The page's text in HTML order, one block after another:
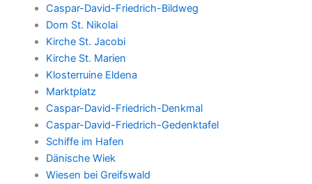
Caspar-David-Friedrich-Bildweg
Dom St. Nikolai
Kirche St. Jacobi
Kirche St. Marien
Klosterruine Eldena
Marktplatz
Caspar-David-Friedrich-Denkmal
Caspar-David-Friedrich-Gedenktafel
Schiffe im Hafen
Dänische Wiek
Wiesen bei Greifswald